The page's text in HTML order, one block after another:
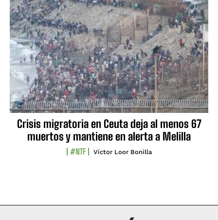
Crisis migratoria en Ceuta deja al menos 67
muertos y mantiene en alerta a Melilla
#NTF Víctor Loor Bonilla